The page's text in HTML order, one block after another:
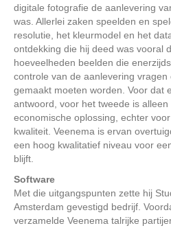
digitale fotografie de aanlevering
was. Allerlei zaken speelden en
resolutie, het kleurmodel en het
ontdekking die hij deed was vooral
hoeveelheden beelden die
controle van de aanlevering
gemaakt moeten worden. Voor dat
antwoord, voor het tweede is
economische oplossing, echter
kwaliteit. Veenema is ervan
een hoog kwalitatief niveau voor
blijft.
Software
Met die uitgangspunten zette hij
Amsterdam gevestigd bedrijf.
verzamelde Veenema talrijke